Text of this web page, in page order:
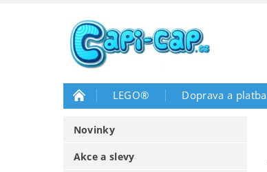
LEGO® Doprava a platba
Novinky
Akce a slevy